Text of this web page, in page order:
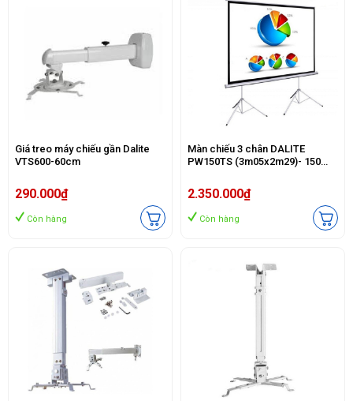
Giá treo máy chiếu gần Dalite
VTS600-60cm
290.000₫
Còn hàng
Màn chiếu 3 chân DALITE
PW150TS (3m05x2m29)- 150
2.350.000₫
Còn hàng